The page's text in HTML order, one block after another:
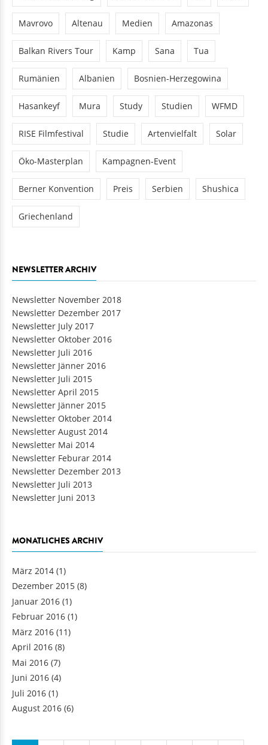
Mavrovo Altenau Medien Amazonas
Balkan Rivers Tour Kamp Sana Tua
Rumänien Albanien Bosnien-Herzegowina
Hasankeyf Mura Study Studien WFMD
RISE Filmfestival Studie Artenvielfalt Solar
Öko-Masterplan Kampagnen-Event
Berner Konvention Preis Serbien
Griechenland
Newsletter November 2018
Newsletter Dezember 2017
Newsletter July 2017
Newsletter Oktober 2016
Newsletter Juli 2016
Newsletter Jänner 2016
Newsletter Juli 2015
Newsletter April 2015
Newsletter Jänner 2015
Newsletter Oktober 2014
Newsletter August 2014
Newsletter Mai 2014
Newsletter Feburar 2014
Newsletter Dezember 2013
Newsletter Juli 2013
Newsletter Juni 2013
März 2014(1)
Dezember 2015
Januar 2016(1)
Februar 2016(1)
März 2016(11)
April 2016(8)
Mai 2016(7)
Juni 2016 (4)
Juli 2016(1)
August 2016
Seiten
1 2 3 4 5 6 7 8 9